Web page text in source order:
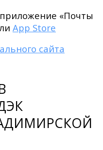
«Почты
App Store
сайта